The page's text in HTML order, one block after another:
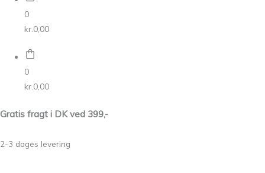
0
kr. 0,00
0
kr. 0,00
Gratis fragt i DK ved 399,-
2-3 dages levering